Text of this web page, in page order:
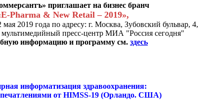
приглашает на бизнес бранч
Pharma & New Retail – 2019»,
мая 2019 года по адресу: г. Москва, Зубовский бульвар, 4,
пресс-центр МИА "Россия сегодня"
информацию и программу см. здесь
информатизация здравоохранения:
от HIMSS-19 (Орландо. США)